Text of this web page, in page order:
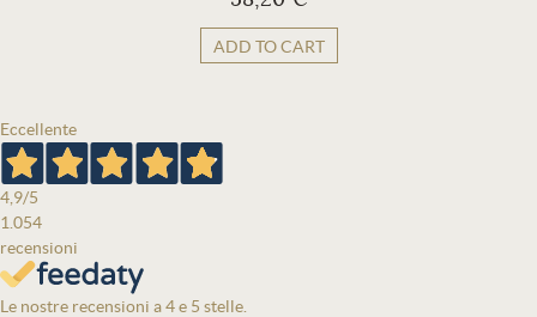
ADD TO CART
Eccellente
4,9/5
1.054
recensioni
Le nostre recensioni a 4 e 5 stelle.